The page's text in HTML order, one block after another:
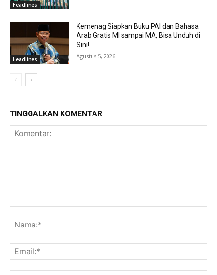
Headlines
Headlines
Kemenag Siapkan Buku PAI dan Bahasa
Arab Gratis MI sampai MA, Bisa Unduh di
Sini!
Agustus 5, 2026
TINGGALKAN KOMENTAR